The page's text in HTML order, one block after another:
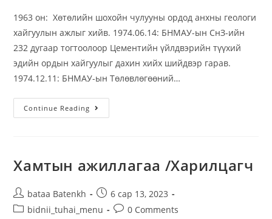
1963 он: Хөтөлийн шохойн чулууны ордод анхны геологи
хайгуулын ажлыг хийв. 1974.06.14: БНМАУ-ын СнЗ-ийн
232 дугаар тогтоолоор Цементийн үйлдвэрийн түүхий
эдийн ордын хайгуулыг дахин хийх шийдвэр гарав.
1974.12.11: БНМАУ-ын Төлөвлөгөөний…
Continue Reading
Хамтын ажиллагаа /Харилцагч
bataa Batenkh
6 сар 13, 2023
bidnii_tuhai_menu
0 Comments